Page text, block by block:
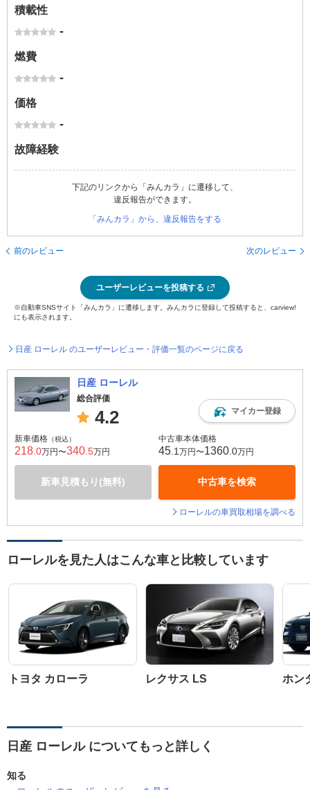
積載性
-
燃費
-
価格
-
故障経験
下記のリンクから「みんカラ」に遷移して、
違反報告ができます。
「みんカラ」から、違反報告をする
前のレビュー 次のレビュー
ユーザーレビューを投稿する
※自動車SNSサイト「みんカラ」に遷移します。みんカラに登録して投稿すると、carview!
にも表示されます。
日産 ローレル のユーザーレビュー・評価一覧のページに戻る
日産 ローレル
総合評価
4.2 マイカー登録
新車価格 （税込）
218 .0万円〜340 .5万円
新車見積もり(無料)
中古車本体価格
45 .1 万円〜1360 .0万円
中古車を検索
ローレルの車買取相場を調べる
ローレルを見た人はこんな車と比較しています
トヨタ カローラ レクサス LS ホン
日産 ローレル についてもっと詳しく
知る